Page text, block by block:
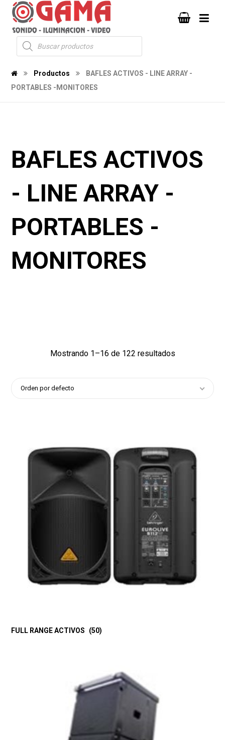
Productos
BAFLES ACTIVOS - LINE ARRAY -
PORTABLES -MONITORES
BAFLES ACTIVOS
- LINE ARRAY -
PORTABLES -
MONITORES
Mostrando 1–16 de 122 resultados
Orden por defecto
FULL RANGE ACTIVOS (50)